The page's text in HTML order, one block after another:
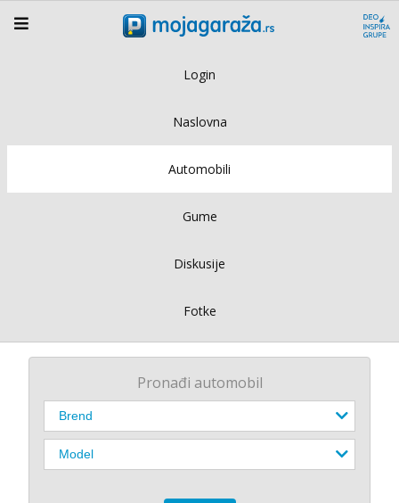
Login
Naslovna
Automobili
Gume
Diskusije
Fotke
Pronađi automobil